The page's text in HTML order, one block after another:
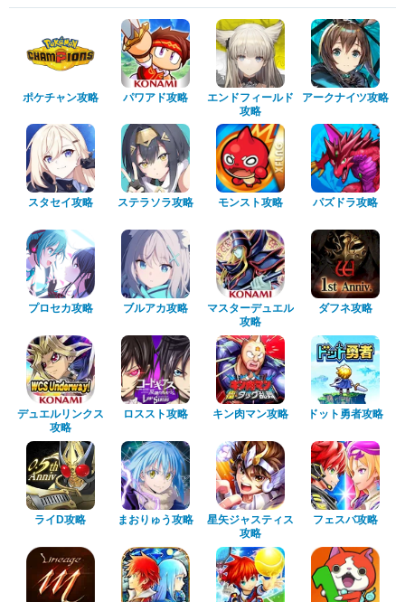
ポケチャン攻略 パワアド攻略
エンドフィールド
攻略
アークナイツ攻略
スタセイ攻略 ステラソラ攻略 モンスト攻略 パズドラ攻略
プロセカ攻略 ブルアカ攻略
マスターデュエル
攻略
ダフネ攻略
デュエルリンクス
攻略
ロススト攻略 キン肉マン攻略 ドット勇者攻略
ライD攻略 まおりゅう攻略
星矢ジャスティス
攻略
フェスバ攻略